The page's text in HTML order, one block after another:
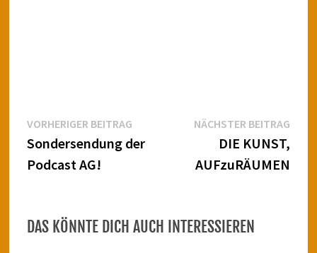
Beitragsnavigation
VORHERIGER BEITRAGVorheriger
Beitrag:
Sondersendung der
Podcast AG!
NÄCHSTER BEITRAG
DIE KUNST,
AUFzuRÄUMEN
DAS KÖNNTE DICH AUCH INTERESSIEREN